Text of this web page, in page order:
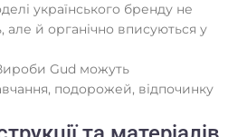
українського бренду не
й органічно вписуються у
Gud можуть
подорожей, відпочинку